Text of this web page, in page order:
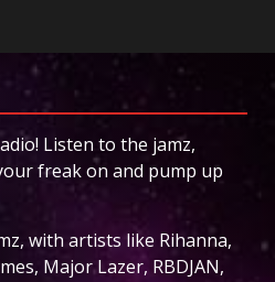
Listen to the jamz,
freak on and pump up
with artists like Rihanna,
Major Lazer, RBDJAN,